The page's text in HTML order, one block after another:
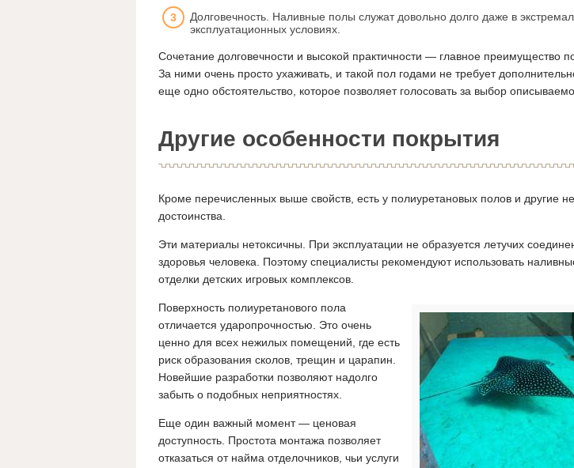
Долговечность. Наливные полы служат довольно долго даже в
эксплуатационных условиях.
Сочетание долговечности и высокой практичности — главное преимущество
За ними очень просто ухаживать, и такой пол годами не требует
еще одно обстоятельство, которое позволяет голосовать за выбор
Другие особенности покрытия
Кроме перечисленных выше свойств, есть у полиуретановых полов и другие
достоинства.
Эти материалы нетоксичны. При эксплуатации не образуется летучих
здоровья человека. Поэтому специалисты рекомендуют использовать
отделки детских игровых комплексов.
Поверхность полиуретанового пола
отличается ударопрочностью. Это очень
ценно для всех нежилых помещений, где есть
риск образования сколов, трещин и царапин.
Новейшие разработки позволяют надолго
забыть о подобных неприятностях.
Еще один важный момент — ценовая
доступность. Простота монтажа позволяет
отказаться от найма отделочников, чьи услуги